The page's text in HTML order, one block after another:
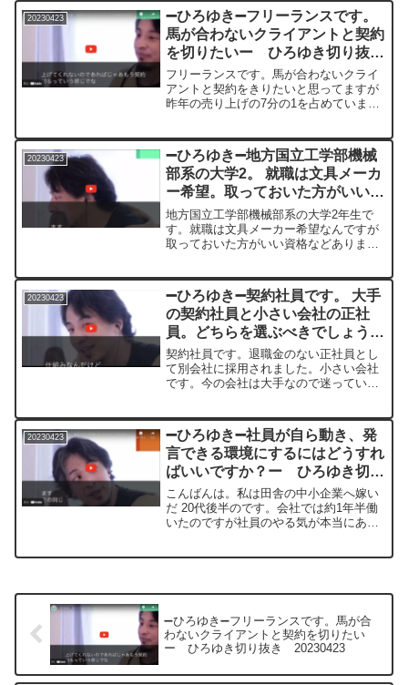
婦は現実的でしょうかすでに今働いてる
んだったら給料がいくら...
20230423
➖ひろゆき➖フリーランスです。
馬が合わないクライアントと契約
を切りたいー ひろゆき切り抜
き 20230423
フリーランスです。馬が合わないクライ
アントと契約をきりたいと思ってますが
昨年の売り上げの7分の1を占めています
いん でしょうか
20230423
➖ひろゆき➖地方国立工学部機械
部系の大学2。 就職は文具メーカ
ー希望。取っておいた方がいい資
格などありますか？ー ひろゆき
切り抜き 20230423
地方国立工学部機械部系の大学2年生で
す。就職は文具メーカー希望なんですが
取っておいた方がいい資格などあります
強してます＊＊＊＊＊＊＊文字起こし内
容＊＊＊＊＊＊＊＊＊＊...
20230423
➖ひろゆき➖契約社員です。 大手
の契約社員と小さい会社の正社
員。どちらを選ぶべきでしょうか
ー ひろゆき切り抜き
20230423
契約社員です。退職金のない正社員とし
て別会社に採用されました。小さい会社
です。今の会社は大手なので迷っていま
＊＊＊＊＊えっと契約社員でどっかでそ
のなんかもっといい会社に...
20230423
➖ひろゆき➖社員が自ら動き、発
言できる環境にするにはどうすれ
ばいいですか？ー ひろゆき切り
抜き 20230423
こんばんは。私は田舎の中小企業へ嫁い
だ 20代後半のです。会社では約1年半働
いたのですが社員のやる気が本当にあり
➖ひろゆき➖フリーランスです。馬が合
わないクライアントと契約を切りたい
ー ひろゆき切り抜き 20230423